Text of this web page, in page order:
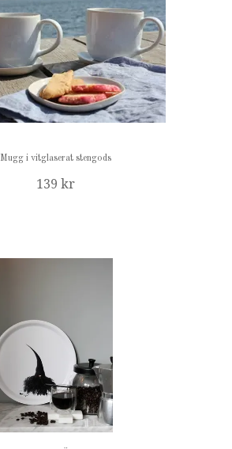
Mugg i vitglaserat stengods
139 kr